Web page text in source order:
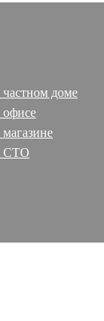
доме
СТО